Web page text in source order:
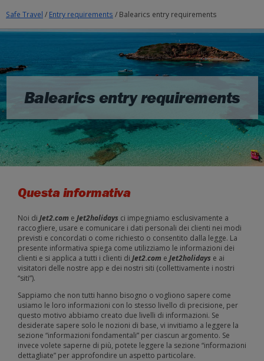
Safe Travel / Entry requirements / Balearics entry requirements
Balearics entry requirements
Questa informativa
Noi di Jet2.com e Jet2holidays ci impegniamo esclusivamente a
raccogliere, usare e comunicare i dati personali dei clienti nei modi
previsti e concordati o come richiesto o consentito dalla legge. La
presente informativa spiega come utilizziamo le informazioni dei
clienti e si applica a tutti i clienti di Jet2.com e Jet2holidays e ai
visitatori delle nostre app e dei nostri siti (collettivamente i nostri
“siti”).
Sappiamo che non tutti hanno bisogno o vogliono sapere come
usiamo le loro informazioni con lo stesso livello di precisione, per
questo motivo abbiamo creato due livelli di informazioni. Se
desiderate sapere solo le nozioni di base, vi invitiamo a leggere la
sezione “informazioni fondamentali” per ciascun argomento. Se
invece volete saperne di più, potete leggere la sezione “informazioni
dettagliate” per approfondire un aspetto particolare.